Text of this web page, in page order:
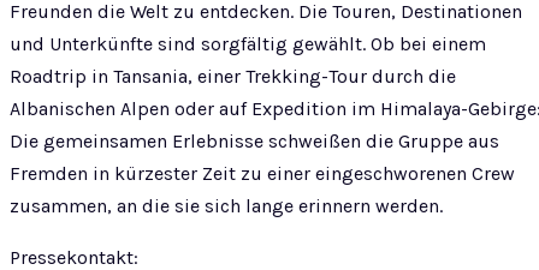
Freunden die Welt zu entdecken. Die Touren, Destinationen
und Unterkünfte sind sorgfältig gewählt. Ob bei einem
Roadtrip in Tansania, einer Trekking-Tour durch die
Albanischen Alpen oder auf Expedition im Himalaya-
Die gemeinsamen Erlebnisse schweißen die Gruppe aus
Fremden in kürzester Zeit zu einer eingeschworenen Crew
zusammen, an die sie sich lange erinnern werden.
Pressekontakt: